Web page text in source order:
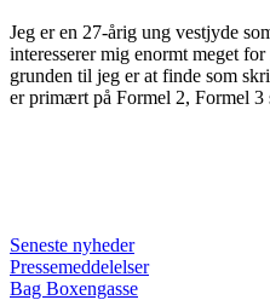
Jeg er en 27-årig ung vestjyde
interesserer mig enormt meget
grunden til jeg er at finde som
er primært på Formel 2, Formel 3
Seneste nyheder
Pressemeddelelser
Bag Boxengasse